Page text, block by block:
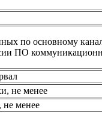
по основному
ПО
не менее
менее